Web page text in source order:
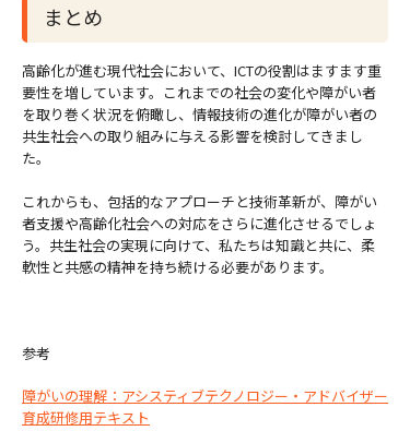
まとめ
高齢化が進む現代社会において、ICTの役割はますます重
要性を増しています。これまでの社会の変化や障がい者
を取り巻く状況を俯瞰し、情報技術の進化が障がい者の
共生社会への取り組みに与える影響を検討してきまし
た。
これからも、包括的なアプローチと技術革新が、障がい
者支援や高齢化社会への対応をさらに進化させるでしょ
う。共生社会の実現に向けて、私たちは知識と共に、柔
軟性と共感の精神を持ち続ける必要があります。
参考
障がいの理解：アシスティブテクノロジー・アドバイザー
育成研修用テキスト